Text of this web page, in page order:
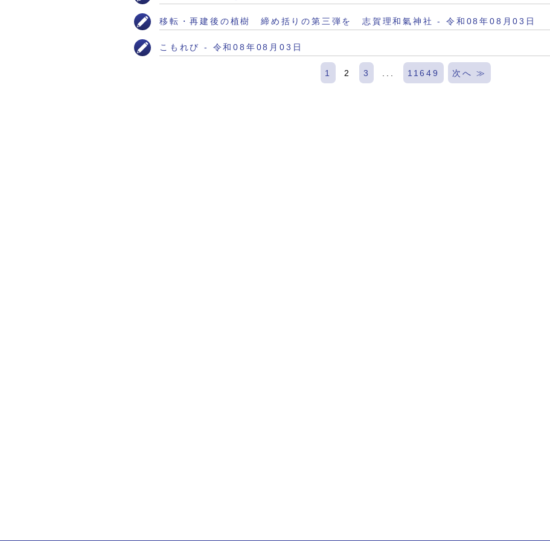
移転・再建後の植樹 締め括りの第三弾を 志賀理和氣神社 - 令和08年08月03日
こもれび - 令和08年08月03日
1 2 3 11649 次へ ≫